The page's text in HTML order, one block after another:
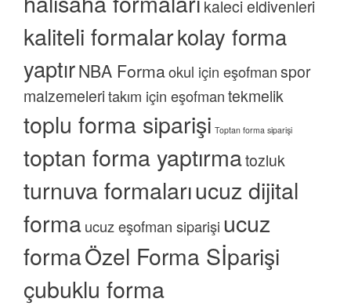
kaleci eldivenleri
kaliteli formalarkolay forma
yaptırNBA Formaokul için eşofmanspor
malzemeleritakım için eşofmantekmelik
toplu forma siparişi Toptan forma siparişi
toptan forma yaptırmatozluk
turnuva formalarıucuz dijital
formaucuz eşofman siparişi ucuz
formaÖzel Forma Sİparişi
çubuklu forma